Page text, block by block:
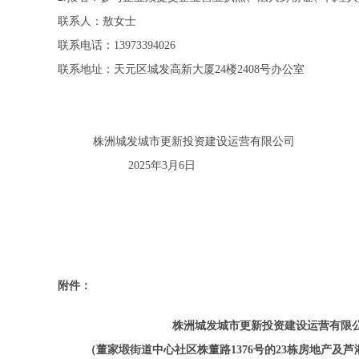
联系人：敖女士
联系电话：13973394026
联系地址：天元区城发高新大厦24楼2408号办公室
株洲城发城市更新投资建设运营有限公司
2025年3月6日
附件：
株洲城发城市更新投资建设运营有限
（董家塅街道中心社区株董路1376号的23栋房地产及